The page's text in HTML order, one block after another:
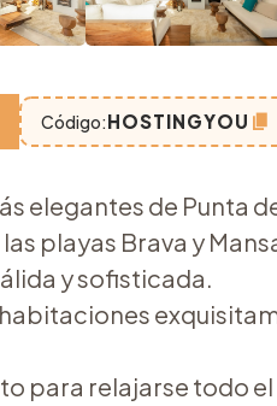
Código:HOSTINGYOU
elegantes de Punta
playas Brava y
y sofisticada.
para relajarse todo el